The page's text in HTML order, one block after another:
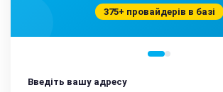
375+ провайдерів в базі
Введіть вашу адресу